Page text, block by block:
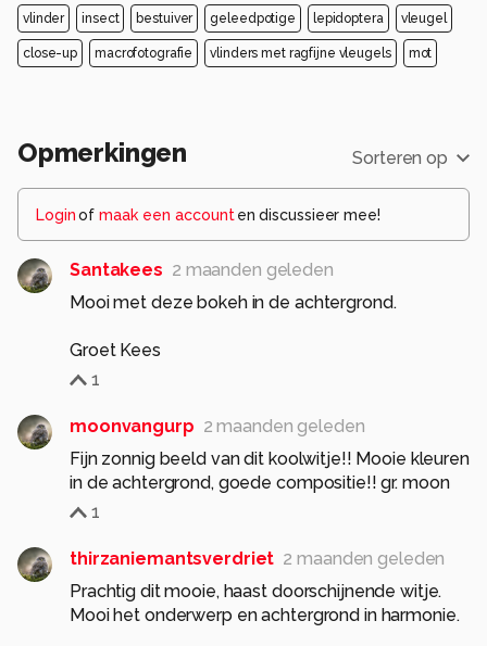
vlinder insect bestuiver geleedpotige lepidoptera vleugel
close-up macrofotografie vlinders met ragfijne vleugels mot
Opmerkingen Sorteren op
Loginof maak een account en discussieer mee!
Santakees 2 maanden geleden
Mooi met deze bokeh in de achtergrond.
Groet Kees
1
moonvangurp 2 maanden geleden
Fijn zonnig beeld van dit koolwitje!! Mooie kleuren
in de achtergrond, goede compositie!! gr. moon
1
thirzaniemantsverdriet 2 maanden geleden
Prachtig dit mooie, haast doorschijnende witje.
Mooi het onderwerp en achtergrond in harmonie.